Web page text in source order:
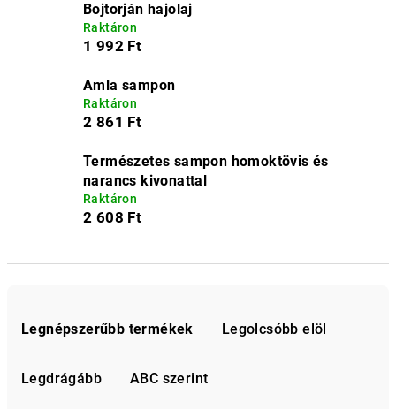
Bojtorján hajolaj
Raktáron
1 992 Ft
Amla sampon
Raktáron
2 861 Ft
Természetes sampon homoktövis és
narancs kivonattal
Raktáron
2 608 Ft
m
Legnépszerűbb termékek Legolcsóbb elöl
Legdrágább ABC szerint